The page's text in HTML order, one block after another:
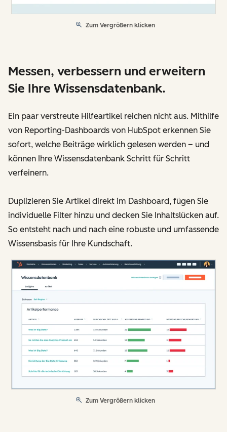
Zum Vergrößern klicken
Messen, verbessern und erweitern
Sie Ihre Wissensdatenbank.
Ein paar verstreute Hilfeartikel reichen nicht aus. Mithilfe
von Reporting-Dashboards von HubSpot erkennen Sie
sofort, welche Beiträge wirklich gelesen werden – und
können Ihre Wissensdatenbank Schritt für Schritt
verfeinern.
Duplizieren Sie Artikel direkt im Dashboard, fügen Sie
individuelle Filter hinzu und decken Sie Inhaltslücken auf.
So entsteht nach und nach eine robuste und umfassende
Wissensbasis für Ihre Kundschaft.
Zum Vergrößern klicken